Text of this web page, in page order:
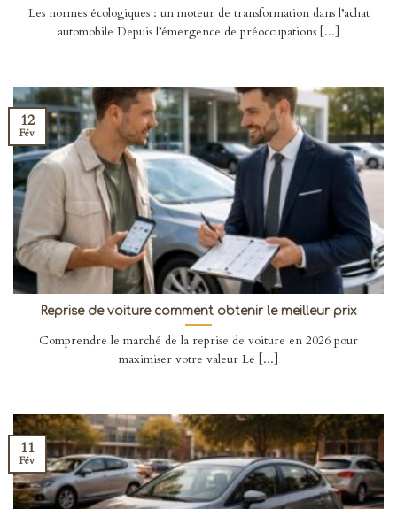
Les normes écologiques : un moteur de transformation dans l’achat
automobile Depuis l’émergence de préoccupations [...]
Reprise de voiture comment obtenir le meilleur prix
Comprendre le marché de la reprise de voiture en 2026 pour
maximiser votre valeur Le [...]
12
Fév
11
Fév